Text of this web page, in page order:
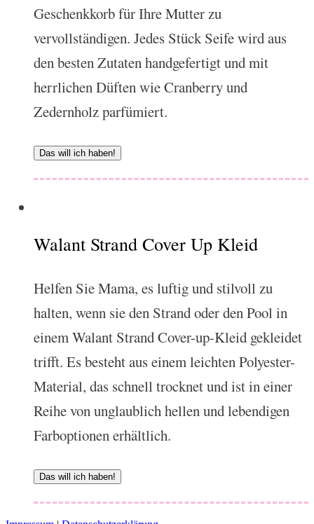
Geschenkkorb für Ihre Mutter zu
vervollständigen. Jedes Stück Seife wird aus
den besten Zutaten handgefertigt und mit
herrlichen Düften wie Cranberry und
Zedernholz parfümiert.
Das will ich haben!
Walant Strand Cover Up Kleid
Helfen Sie Mama, es luftig und stilvoll zu
halten, wenn sie den Strand oder den Pool in
einem Walant Strand Cover-up-Kleid gekleidet
trifft. Es besteht aus einem leichten Polyester-
Material, das schnell trocknet und ist in einer
Reihe von unglaublich hellen und lebendigen
Farboptionen erhältlich.
Das will ich haben!